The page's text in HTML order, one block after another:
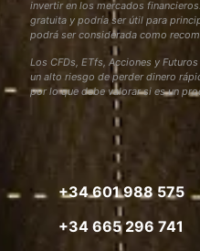
invertir en los mercados
gratuita y podría ser útil para
podrá ser considerada como
Los CFDs, ETfs, Acciones y
un alto riesgo de perder dinero
por lo que debe valorar si es un
+34 601 988 575
+34 665 296 741